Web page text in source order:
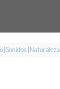
Sonidos Naturaleza